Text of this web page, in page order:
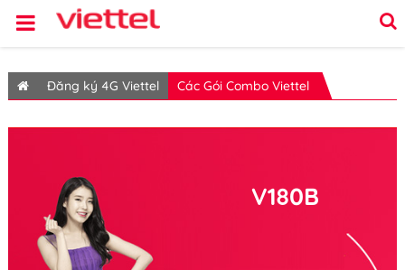
Đăng ký 4G Viettel Các Gói Combo Viettel
V180B